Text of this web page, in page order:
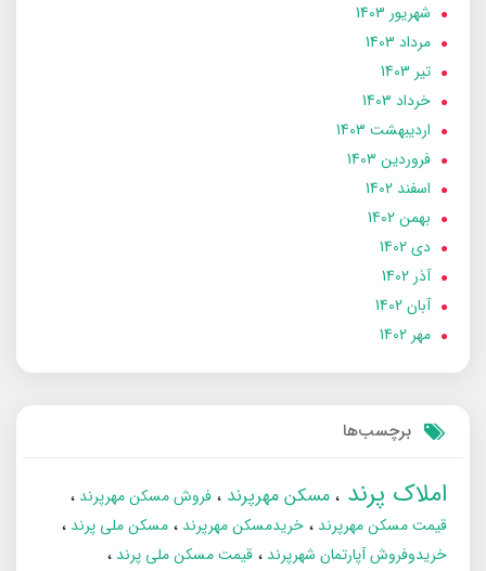
شهریور 1403
مرداد 1403
تير 1403
خرداد 1403
ارديبهشت 1403
فروردین 1403
اسفند 1402
بهمن 1402
دی 1402
آذر 1402
آبان 1402
مهر 1402
برچسب‌ها
املاک پرند مسکن مهرپرند
فروش مسکن مهرپرند
قیمت مسکن مهرپرند
خریدمسکن مهرپرند
مسکن ملی پرند
خریدوفروش آپارتمان شهرپرند
قیمت مسکن ملی پرند